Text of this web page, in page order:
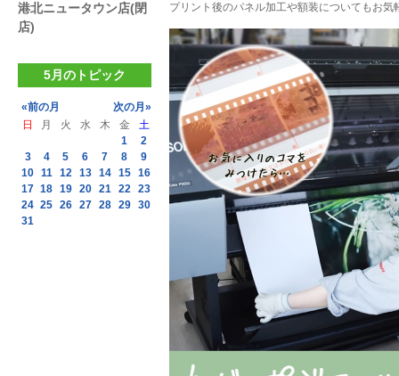
プリント後のパネル加工や額装についてもお
港北ニュータウン店(閉
店)
5月のトピック
«前の月
次の月»
日
月 火 水 木 金
土
1
2
3
4 5 6 7 8
9
10 11 12 13 14 15 16
17 18 19 20 21 22 23
24 25 26 27 28 29 30
31